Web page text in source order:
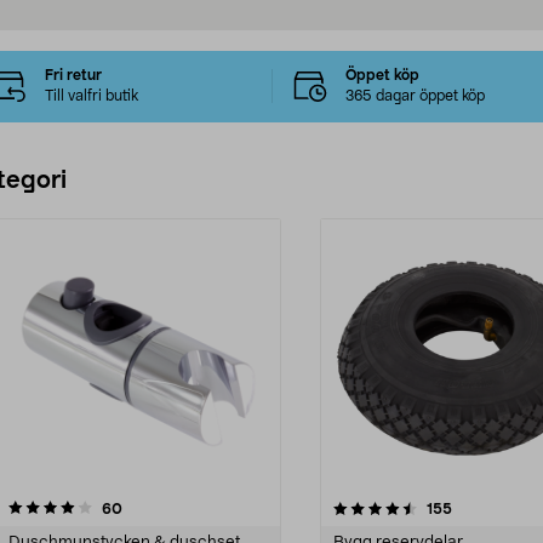
Fri retur
Till valfri butik
Öppet köp
365 dagar öppet köp
60recensioner
4.5 av 5 stjärnor 155recensioner
3.5 av 5 stjärnor